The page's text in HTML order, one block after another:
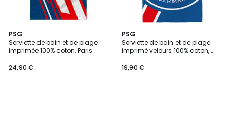
PSG
Serviette de bain et de plage
imprimée 100% coton, Paris
24,90 €
PSG
Serviette de bain et de plage
imprimé velours 100% coton,
19,90 €